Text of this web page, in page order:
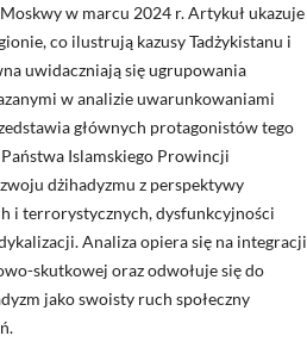
w marcu 2024 r. Artykuł ukazuje
co ilustrują kazusy Tadżykistanu i
uwidaczniają się ugrupowania
w analizie uwarunkowaniami
głównych protagonistów tego
Islamskiego Prowincji
dżihadyzmu z perspektywy
i terrorystycznych, dysfunkcyjności
Analiza opiera się na integracji
skutkowej oraz odwołuje się do
jako swoisty ruch społeczny